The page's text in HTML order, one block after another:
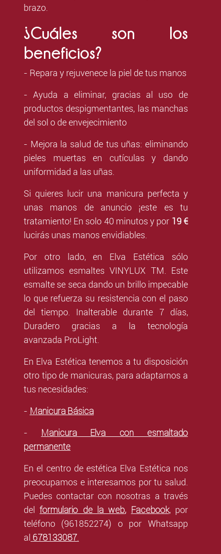
brazo.
¿Cuáles son los
beneficios?
- Repara y rejuvenece la piel de tus manos
- Ayuda a eliminar, gracias al uso de
productos despigmentantes, las manchas
del sol o de envejecimiento
- Mejora la salud de tus uñas: eliminando
pieles muertas en cutículas y dando
uniformidad a las uñas.
Si quieres lucir una manicura perfecta y
unas manos de anuncio ¡este es tu
tratamiento! En solo 40 minutos y por 19 €
lucirás unas manos envidiables.
Por otro lado, en Elva Estética sólo
utilizamos esmaltes VINYLUX TM. Este
esmalte se seca dando un brillo impecable
lo que refuerza su resistencia con el paso
del tiempo. Inalterable durante 7 días,
Duradero gracias a la tecnología
avanzada ProLight.
En Elva Estética tenemos a tu disposición
otro tipo de manicuras, para adaptarnos a
tus necesidades:
- Manicura Básica
- Manicura Elva con esmaltado
permanente
En el centro de estética Elva Estética nos
preocupamos e interesamos por tu salud.
Puedes contactar con nosotras a través
del
formulario de la web, Facebook, por
teléfono (961852274) o por Whatsapp
al 678133087